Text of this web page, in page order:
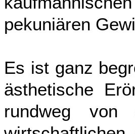
pekuniären
Es ist ganz
ästhetische
rundweg